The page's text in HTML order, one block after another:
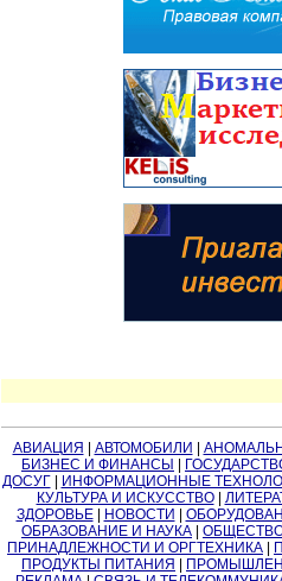
АВИАЦИЯ АВТОМОБИЛИ
БИЗНЕС И ФИНАНСЫ
ДОСУГ| ИНФОРМАЦИОННЫЕ
КУЛЬТУРА И ИСКУССТВО|
ЗДОРОВЬЕ| НОВОСТИ
ОБРАЗОВАНИЕ И НАУКА
ПРИНАДЛЕЖНОСТИ И ОРГТЕХНИКА
ПРОДУКТЫ ПИТАНИЯ